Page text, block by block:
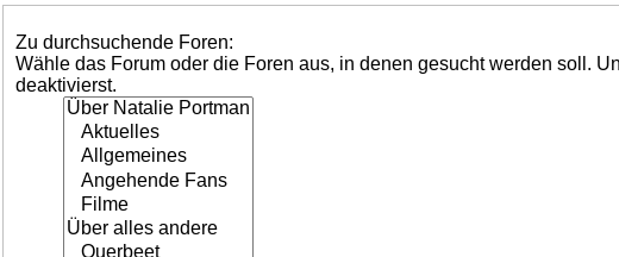
Zu durchsuchende Foren:
Wähle das Forum oder die Foren aus, in denen gesucht werden soll.
deaktivierst.